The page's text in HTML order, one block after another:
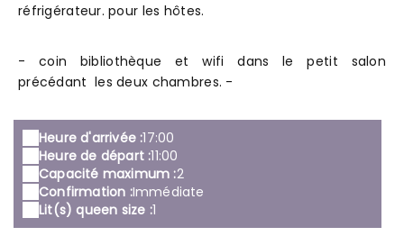
réfrigérateur. pour les hôtes.
- coin bibliothèque et wifi dans le petit salon
précédant les deux chambres. -
Heure d'arrivée :17:00
Heure de départ :11:00
Capacité maximum :2
Confirmation :Immédiate
Lit(s) queen size :1